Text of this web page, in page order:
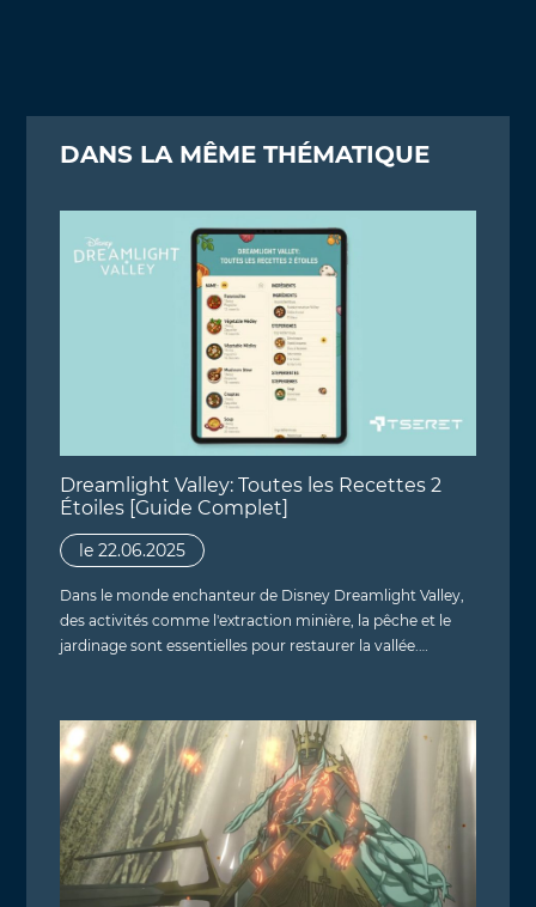
DANS LA MÊME THÉMATIQUE
Dreamlight Valley: Toutes les Recettes 2
Étoiles [Guide Complet]
le 22.06.2025
Dans le monde enchanteur de Disney Dreamlight Valley,
des activités comme l'extraction minière, la pêche et le
jardinage sont essentielles pour restaurer la vallée.…